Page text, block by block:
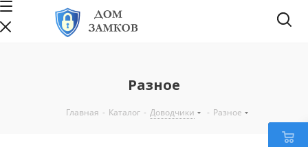
Разное
Главная - Каталог - Доводчики - Разное